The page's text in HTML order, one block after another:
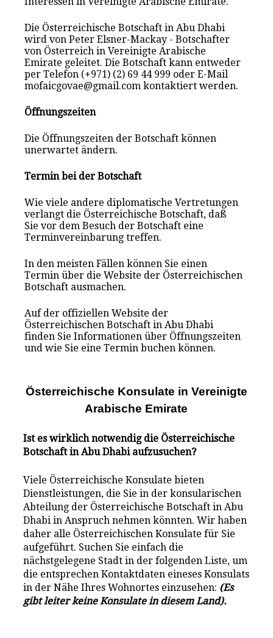
Die Österreichische Botschaft in Abu Dhabi
wird von Peter Elsner-Mackay - Botschafter
von Österreich in Vereinigte Arabische
Emirate geleitet. Die Botschaft kann entweder
per Telefon (+971) (2) 69 44 999 oder E-Mail
mofaicgovae@gmail.com kontaktiert werden.
Öffnungszeiten
Die Öffnungszeiten der Botschaft können
unerwartet ändern.
Termin bei der Botschaft
Wie viele andere diplomatische Vertretungen
verlangt die Österreichische Botschaft, daß
Sie vor dem Besuch der Botschaft eine
Terminvereinbarung treffen.
In den meisten Fällen können Sie einen
Termin über die Website der Österreichischen
Botschaft ausmachen.
Auf der offiziellen Website der
Österreichischen Botschaft in Abu Dhabi
finden Sie Informationen über Öffnungszeiten
und wie Sie eine Termin buchen können.
Österreichische Konsulate in Vereinigte
Arabische Emirate
Ist es wirklich notwendig die Österreichische
Botschaft in Abu Dhabi aufzusuchen?
Viele Österreichische Konsulate bieten
Dienstleistungen, die Sie in der konsularischen
Abteilung der Österreichische Botschaft in Abu
Dhabi in Anspruch nehmen könnten. Wir haben
daher alle Österreichischen Konsulate für Sie
aufgeführt. Suchen Sie einfach die
nächstgelegene Stadt in der folgenden Liste, um
die entsprechen Kontaktdaten eineses Konsulats
in der Nähe Ihres Wohnortes einzusehen: (Es
gibt leiter keine Konsulate in diesem Land).